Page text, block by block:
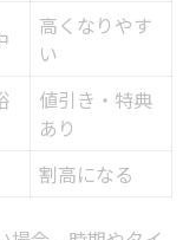
高くなりやす
い
値引き・特典
あり
割高になる